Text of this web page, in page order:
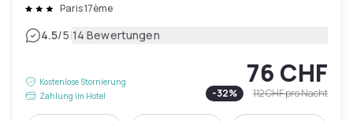
Paris 17ème
4.5/5|14 Bewertungen
Kostenlose Stornierung
Zahlung im Hotel
76 CHF
-32% 112 CHFpro Nacht